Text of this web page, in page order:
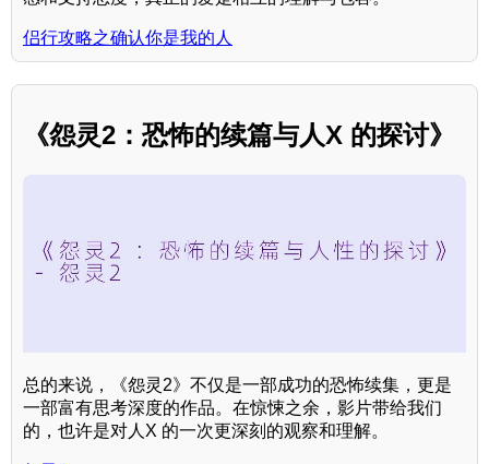
侣行攻略之确认你是我的人
《怨灵2：恐怖的续篇与人X 的探讨》
总的来说，《怨灵2》不仅是一部成功的恐怖续集，更是
一部富有思考深度的作品。在惊悚之余，影片带给我们
的，也许是对人X 的一次更深刻的观察和理解。